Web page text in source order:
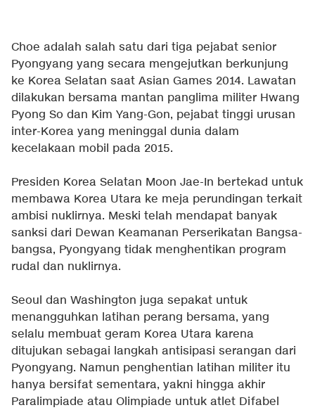
Choe adalah salah satu dari tiga pejabat senior
Pyongyang yang secara mengejutkan berkunjung
ke Korea Selatan saat Asian Games 2014. Lawatan
dilakukan bersama mantan panglima militer Hwang
Pyong So dan Kim Yang-Gon, pejabat tinggi urusan
inter-Korea yang meninggal dunia dalam
kecelakaan mobil pada 2015.
Presiden Korea Selatan Moon Jae-In bertekad untuk
membawa Korea Utara ke meja perundingan terkait
ambisi nuklirnya. Meski telah mendapat banyak
sanksi dari Dewan Keamanan Perserikatan Bangsa-
bangsa, Pyongyang tidak menghentikan program
rudal dan nuklirnya.
Seoul dan Washington juga sepakat untuk
menangguhkan latihan perang bersama, yang
selalu membuat geram Korea Utara karena
ditujukan sebagai langkah antisipasi serangan dari
Pyongyang. Namun penghentian latihan militer itu
hanya bersifat sementara, yakni hingga akhir
Paralimpiade atau Olimpiade untuk atlet Difabel